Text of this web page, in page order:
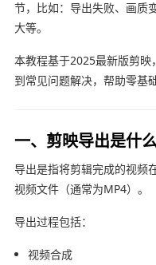
节，比如：导出失败、画质
大等。
本教程基于2025最新版剪
到常见问题解决，帮助零基
一、剪映导出是什么
导出是指将剪辑完成的视频
视频文件（通常为MP4）。
导出过程包括：
视频合成